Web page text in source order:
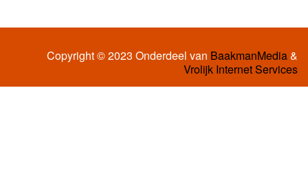
Copyright © 2023 Onderdeel van BaakmanMedia&
Vrolijk Internet Services